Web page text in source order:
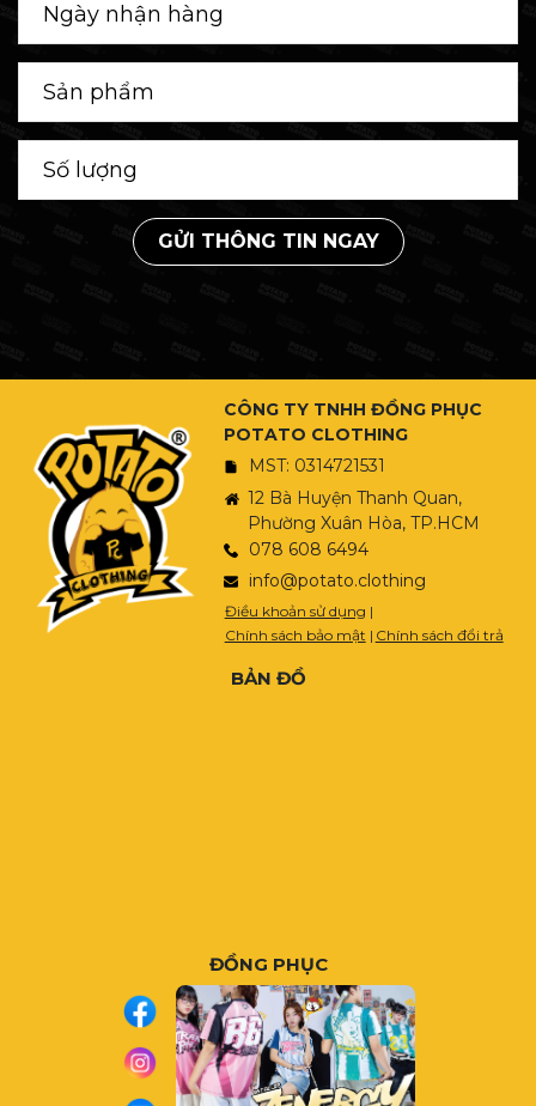
GỬI THÔNG TIN NGAY
CÔNG TY TNHH ĐỒNG PHỤC
POTATO CLOTHING
MST: 0314721531
12 Bà Huyện Thanh Quan,
Phường Xuân Hòa, TP.HCM
078 608 6494
info@potato.clothing
Điều khoản sử dụng |
Chính sách bảo mật | Chính sách đổi trả
BẢN ĐỒ
ĐỒNG PHỤC